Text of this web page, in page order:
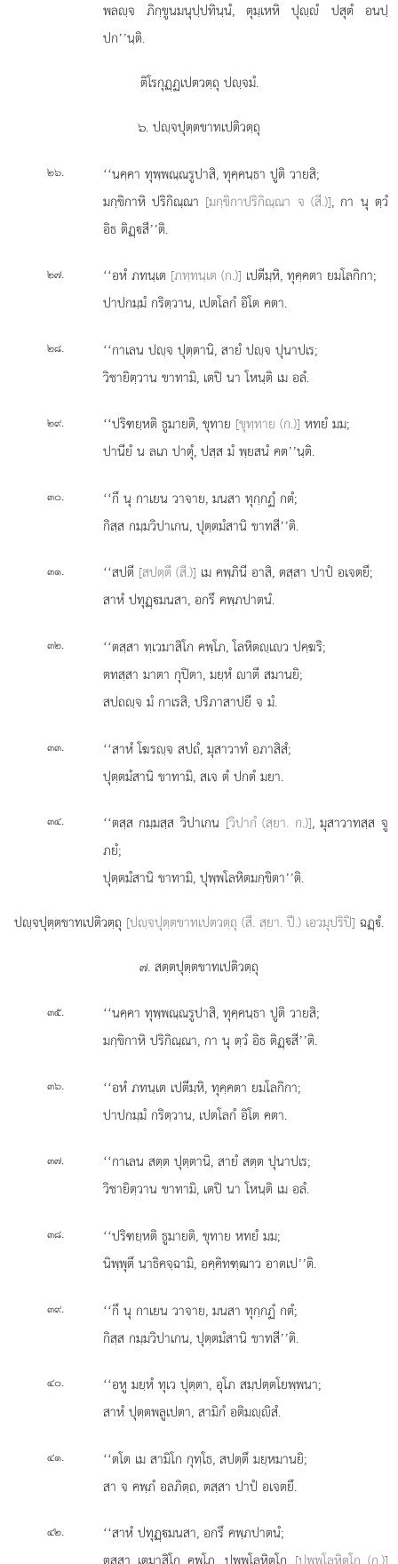
พลฺจ ภิกฺขูนมนุปฺปทินฺนํ, ตุมฺเหหิ ปุฺํ ปสุตํ อนปฺ
ปก’’นฺติ.
ติโรกุฏฺฏเปตวตฺถุ ปฺจมํ.
๖. ปฺจปุตฺตขาทเปติวตฺถุ
๒๖. ‘‘นคฺคา ทุพฺพณฺณรูปาสิ, ทุคฺคนฺธา ปูติ วายสิ;
มกฺขิกาหิ ปริกิณฺณา [มกฺขิกาปริกิณฺณา จ (สี.)], กา นุ ตฺวํ
อิธ ติฏฺสี’’ติ.
๒๗. ‘‘อหํ ภทนฺเต [ภทฺทนฺเต (ก.)] เปตีมฺหิ, ทุคฺคตา ยมโลกิกา;
ปาปกมฺมํ กริตฺวาน, เปตโลกํ อิโต คตา.
๒๘.
‘‘กาเลน ปฺจ ปุตฺตานิ, สายํ ปฺจ ปุนาปเร;
วิชายิตฺวาน ขาทามิ, เตปิ นา โหนฺติ เม อลํ.
๒๙. ‘‘ปริฑยฺหติ ธูมายติ, ขุทาย [ขุทฺทาย (ก.)] หทยํ มม;
ปานียํ น ลเภ ปาตุํ, ปสฺส มํ พฺยสนํ คต’’นฺติ.
๓๐.
‘‘กึ นุ กาเยน วาจาย, มนสา ทุกฺกฏํ กตํ;
กิสฺส กมฺมวิปาเกน, ปุตฺตมํสานิ ขาทสี’’ติ.
๓๑. ‘‘สปตี [สปตฺตี (สี.)] เม คพฺภินี อาสิ, ตสฺสา ปาปํ อเจตยึ;
สาหํ ปทุฏฺมนสา, อกรึ คพฺภปาตนํ.
๓๒. ‘‘ตสฺสา ทฺเวมาสิโก คพฺโภ, โลหิตฺเว ปคฺฆริ;
ตทสฺสา มาตา กุปิตา, มยฺหํ าตี สมานยิ;
สปถฺจ มํ กาเรสิ, ปริภาสาปยี จ มํ.
๓๓.
‘‘สาหํ โฆรฺจ สปถํ, มุสาวาทํ อภาสิสํ;
ปุตฺตมํสานิ ขาทามิ, สเจ ตํ ปกตํ มยา.
๓๔. ‘‘ตสฺส กมฺมสฺส วิปาเกน [วิปากํ (สฺยา. ก.)], มุสาวาทสฺส จู
ภยํ;
ปุตฺตมํสานิ ขาทามิ, ปุพฺพโลหิตมกฺขิตา’’ติ.
ปฺจปุตฺตขาทเปติวตฺถุ [ปฺจปุตฺตขาทเปตวตฺถุ (สี. สฺยา. ปี.) เอวมุปริปิ] ฉฏฺํ.
๗. สตฺตปุตฺตขาทเปติวตฺถุ
๓๕. ‘‘นคฺคา ทุพฺพณฺณรูปาสิ, ทุคฺคนฺธา ปูติ วายสิ;
มกฺขิกาหิ ปริกิณฺณา, กา นุ ตฺวํ อิธ ติฏฺสี’’ติ.
๓๖.
‘‘อหํ ภทนฺเต เปตีมฺหิ, ทุคฺคตา ยมโลกิกา;
ปาปกมฺมํ กริตฺวาน, เปตโลกํ อิโต คตา.
๓๗.
‘‘กาเลน สตฺต ปุตฺตานิ, สายํ สตฺต ปุนาปเร;
วิชายิตฺวาน ขาทามิ, เตปิ นา โหนฺติ เม อลํ.
๓๘.
‘‘ปริฑยฺหติ ธูมายติ, ขุทาย หทยํ มม;
นิพฺพุตึ นาธิคจฺฉามิ, อคฺคิทฑฺฒาว อาตเป’’ติ.
๓๙.
‘‘กึ นุ กาเยน วาจาย, มนสา ทุกฺกฏํ กตํ;
กิสฺส กมฺมวิปาเกน, ปุตฺตมํสานิ ขาทสี’’ติ.
๔๐.
‘‘อหู มยฺหํ ทุเว ปุตฺตา, อุโภ สมฺปตฺตโยพฺพนา;
สาหํ ปุตฺตพลูเปตา, สามิกํ อติมฺิสํ.
๔๑.
‘‘ตโต เม สามิโก กุทฺโธ, สปตฺตึ มยฺหมานยิ;
สา จ คพฺภํ อลภิตฺถ, ตสฺสา ปาปํ อเจตยึ.
๔๒. ‘‘สาหํ ปทุฏฺมนสา, อกรึ คพฺภปาตนํ;